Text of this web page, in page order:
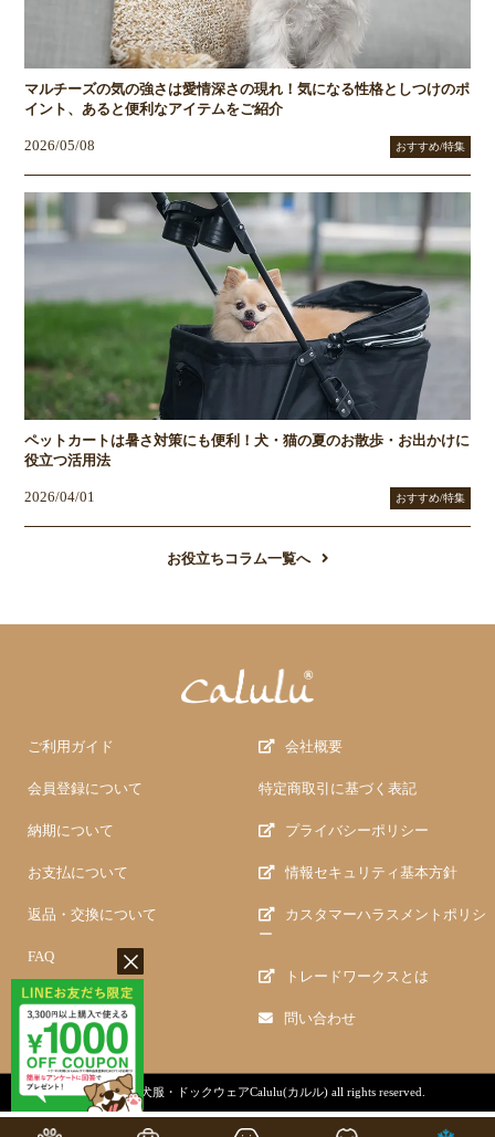
マルチーズの気の強さは愛情深さの現れ！気になる性格としつけのポ
イント、あると便利なアイテムをご紹介
2026/05/08 おすすめ/特集
ペットカートは暑さ対策にも便利！犬・猫の夏のお散歩・お出かけに
役立つ活用法
2026/04/01 おすすめ/特集
お役立ちコラム一覧へ
ご利用ガイド
会員登録について
納期について
お支払について
返品・交換について
FAQ
会社概要
特定商取引に基づく表記
プライバシーポリシー
情報セキュリティ基本方針
カスタマーハラスメントポリシ
ー
トレードワークスとは
問い合わせ
copyright (c)犬服・ドックウェアCalulu(カルル) all rights reserved.